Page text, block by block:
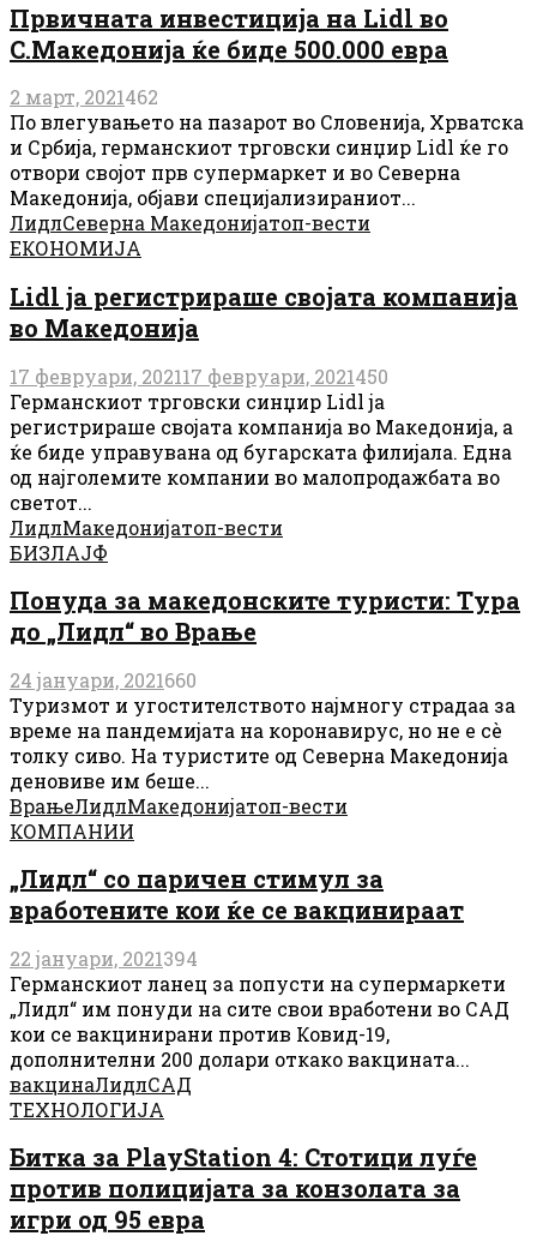
Првичната инвестиција на Lidl во
С.Македонија ќе биде 500.000 евра
2 март, 2021462
По влегувањето на пазарот во Словенија, Хрватска
и Србија, германскиот трговски синџир Lidl ќе го
отвори својот прв супермаркет и во Северна
Македонија, објави специјализираниот...
ЛидлСеверна Македонијатоп-вести
ЕКОНОМИЈА
Lidl ја регистрираше својата компанија
во Македонија
17 февруари, 202117 февруари, 2021450
Германскиот трговски синџир Lidl ја
регистрираше својата компанија во Македонија, а
ќе биде управувана од бугарската филијала. Една
од најголемите компании во малопродажбата во
светот...
ЛидлМакедонијатоп-вести
БИЗЛАЈФ
Понуда за македонските туристи: Тура
до „Лидл“ во Врање
24 јануари, 2021660
Туризмот и угостителството најмногу страдаа за
време на пандемијата на коронавирус, но не е сè
толку сиво. На туристите од Северна Македонија
деновиве им беше...
ВрањеЛидлМакедонијатоп-вести
КОМПАНИИ
„Лидл“ со паричен стимул за
вработените кои ќе се вакцинираат
22 јануари, 2021394
Германскиот ланец за попусти на супермаркети
„Лидл“ им понуди на сите свои вработени во САД
кои се вакцинирани против Ковид-19,
дополнителни 200 долари откако вакцината...
вакцинаЛидлСАД
ТЕХНОЛОГИЈА
Битка за PlayStation 4: Стотици луѓе
против полицијата за конзолата за
игри од 95 евра